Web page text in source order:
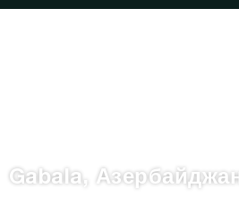
Gabala, Азербайджан